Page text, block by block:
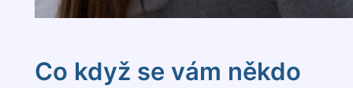
Co když se vám někdo